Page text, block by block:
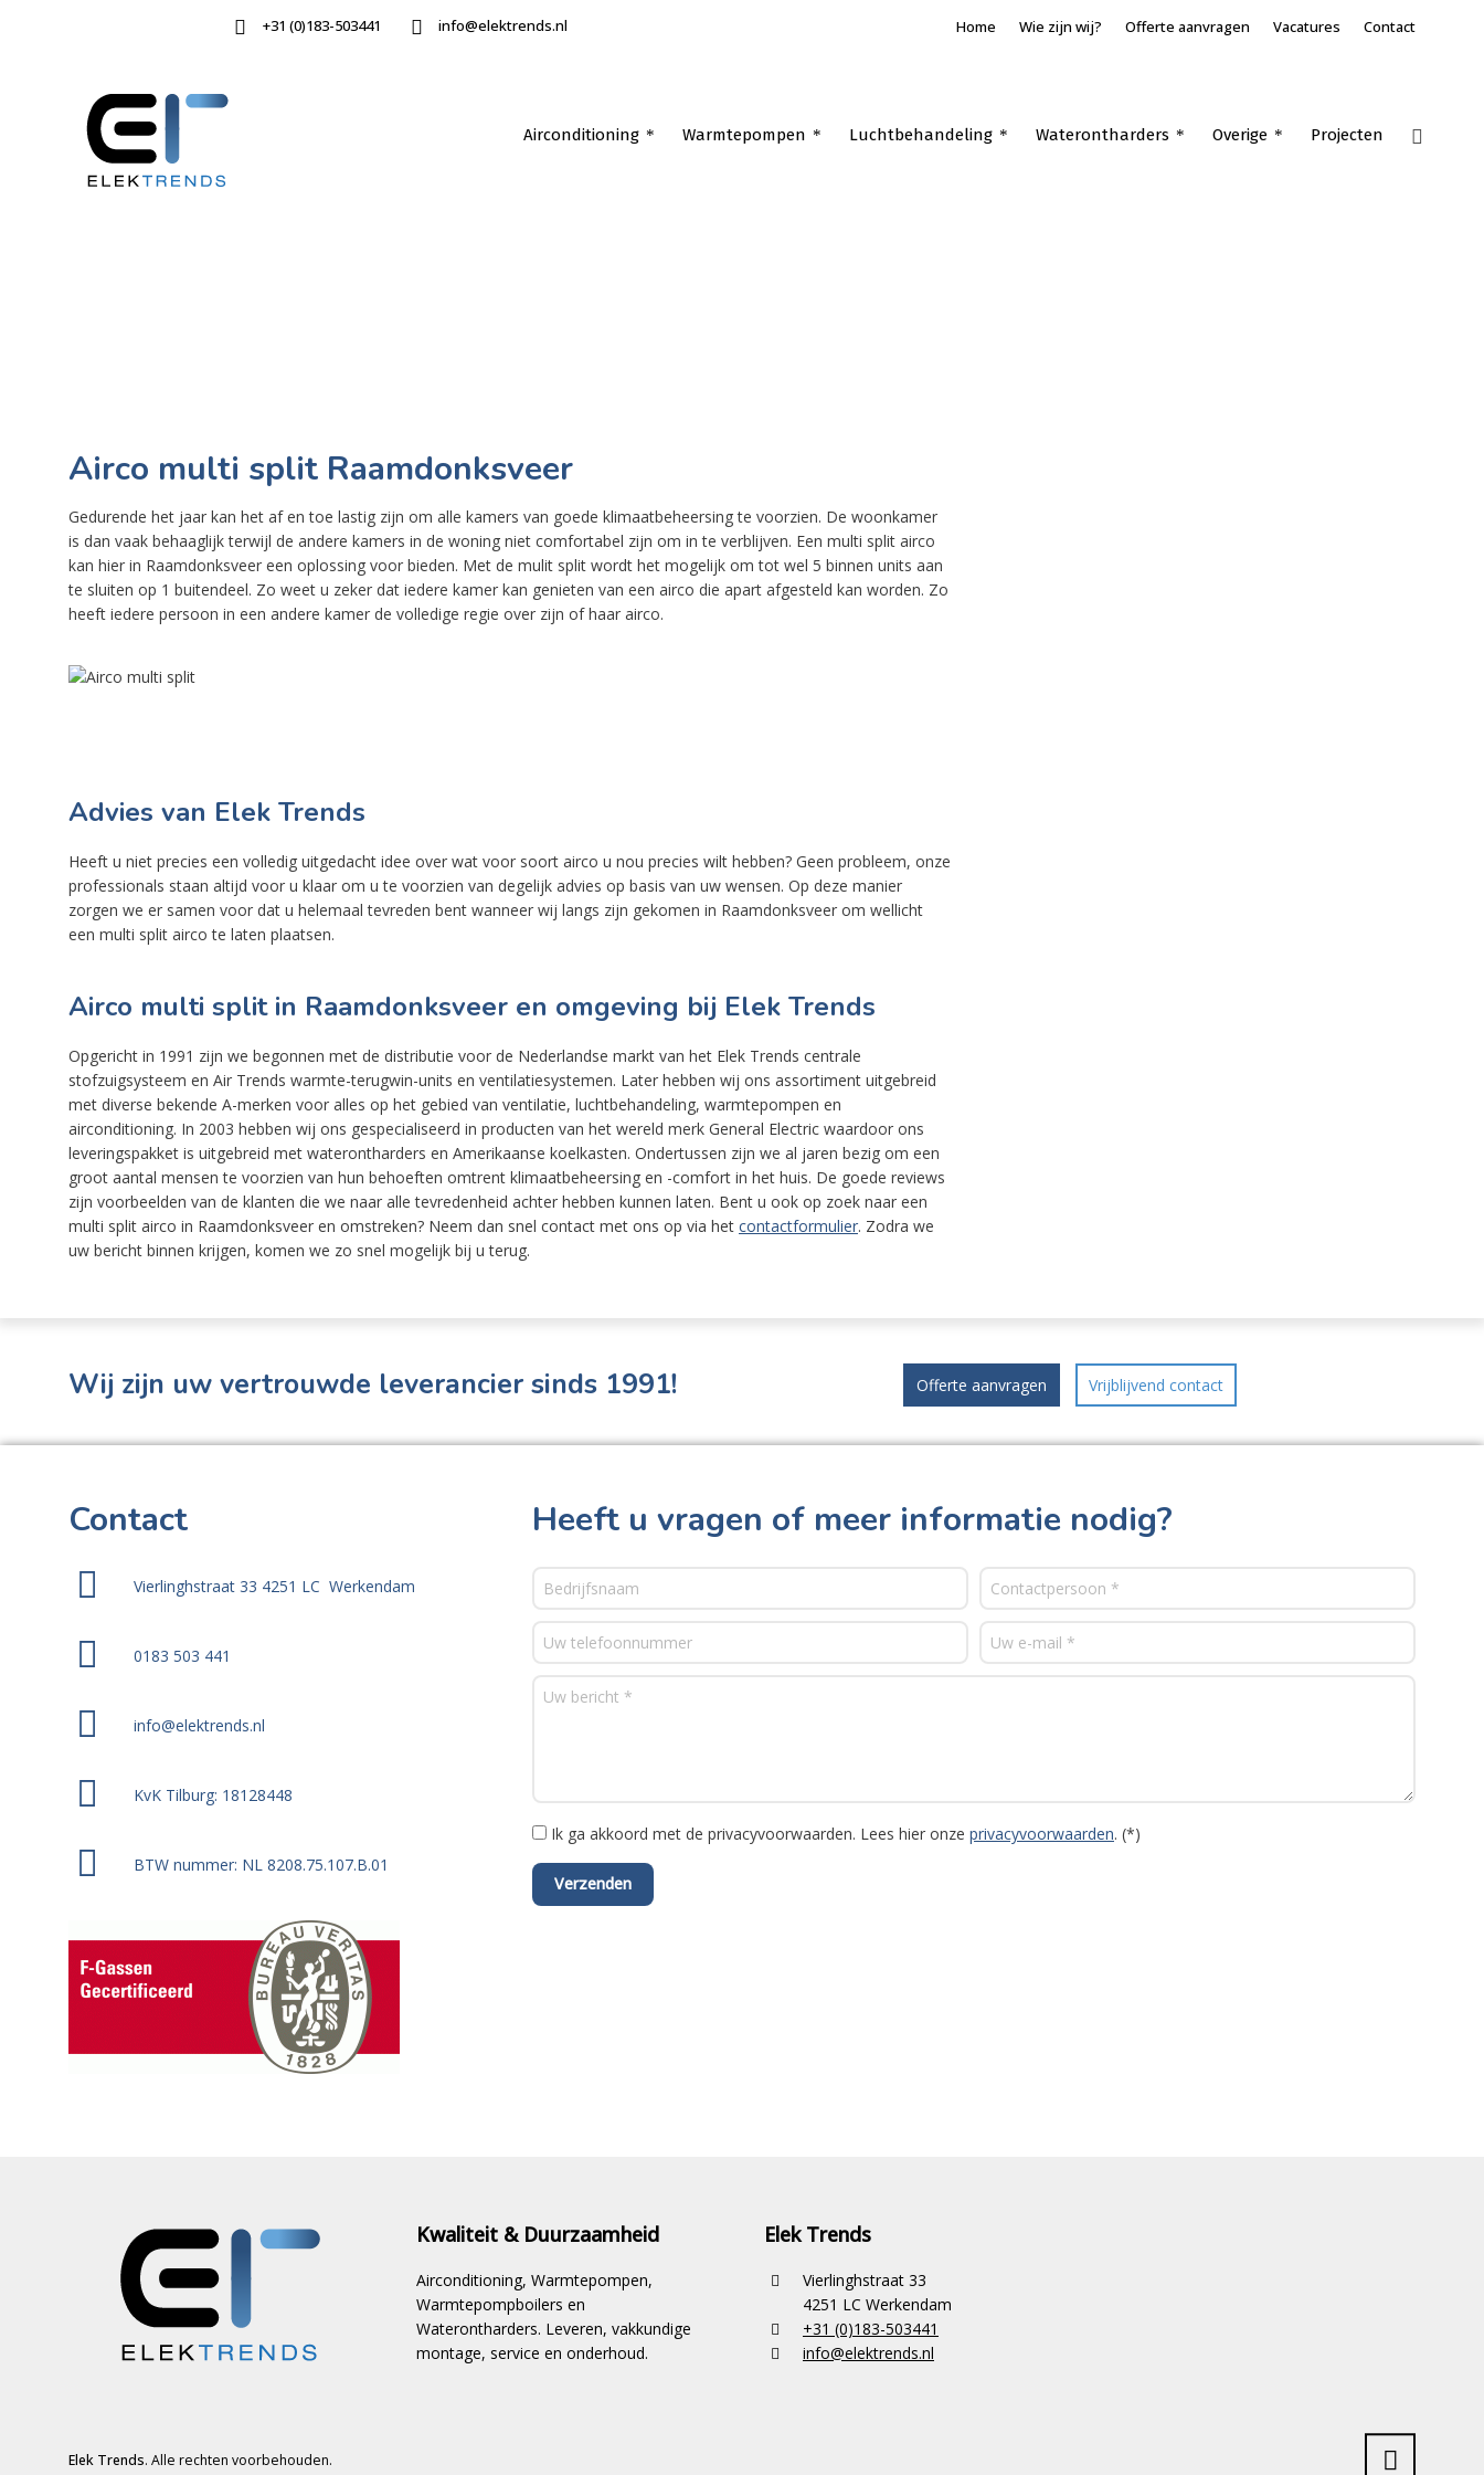
+31 (0)183-503441 info@elektrends.nl Home Wie zijn wij? Offerte aanvragen Vacatures Contact
Airconditioning Warmtepompen Luchtbehandeling Waterontharders Overige Projecten
Airco multi split Raamdonksveer
Gedurende het jaar kan het af en toe lastig zijn om alle kamers van goede klimaatbeheersing te voorzien. De woonkamer
is dan vaak behaaglijk terwijl de andere kamers in de woning niet comfortabel zijn om in te verblijven. Een multi split airco
kan hier in Raamdonksveer een oplossing voor bieden. Met de mulit split wordt het mogelijk om tot wel 5 binnen units aan
te sluiten op 1 buitendeel. Zo weet u zeker dat iedere kamer kan genieten van een airco die apart afgesteld kan worden. Zo
heeft iedere persoon in een andere kamer de volledige regie over zijn of haar airco.
Advies van Elek Trends
Heeft u niet precies een volledig uitgedacht idee over wat voor soort airco u nou precies wilt hebben? Geen probleem, onze
professionals staan altijd voor u klaar om u te voorzien van degelijk advies op basis van uw wensen. Op deze manier
zorgen we er samen voor dat u helemaal tevreden bent wanneer wij langs zijn gekomen in Raamdonksveer om wellicht
een multi split airco te laten plaatsen.
Airco multi split in Raamdonksveer en omgeving bij Elek Trends
Opgericht in 1991 zijn we begonnen met de distributie voor de Nederlandse markt van het Elek Trends centrale
stofzuigsysteem en Air Trends warmte-terugwin-units en ventilatiesystemen. Later hebben wij ons assortiment uitgebreid
met diverse bekende A-merken voor alles op het gebied van ventilatie, luchtbehandeling, warmtepompen en
airconditioning. In 2003 hebben wij ons gespecialiseerd in producten van het wereld merk General Electric waardoor ons
leveringspakket is uitgebreid met waterontharders en Amerikaanse koelkasten. Ondertussen zijn we al jaren bezig om een
groot aantal mensen te voorzien van hun behoeften omtrent klimaatbeheersing en -comfort in het huis. De goede reviews
zijn voorbeelden van de klanten die we naar alle tevredenheid achter hebben kunnen laten. Bent u ook op zoek naar een
multi split airco in Raamdonksveer en omstreken? Neem dan snel contact met ons op via het contactformulier. Zodra we
uw bericht binnen krijgen, komen we zo snel mogelijk bij u terug.
Wij zijn uw vertrouwde leverancier sinds 1991! Offerte aanvragen Vrijblijvend contact
Contact
Vierlinghstraat 33 4251 LC Werkendam
0183 503 441
info@elektrends.nl
KvK Tilburg: 18128448
BTW nummer: NL 8208.75.107.B.01
Heeft u vragen of meer informatie nodig?
Ik ga akkoord met de privacyvoorwaarden. Lees hier onze privacyvoorwaarden. (*)
Kwaliteit & Duurzaamheid
Airconditioning, Warmtepompen,
Warmtepompboilers en
Waterontharders. Leveren, vakkundige
montage, service en onderhoud.
Elek Trends
Vierlinghstraat 33
4251 LC Werkendam
+31 (0)183-503441
info@elektrends.nl
Elek Trends. Alle rechten voorbehouden.